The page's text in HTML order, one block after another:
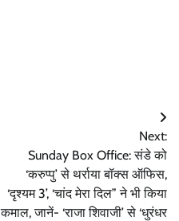
Next:
Sunday Box Office: संडे को
‘करुप्पु’ से थर्राया बॉक्स ऑफिस,
‘दृश्यम 3’, ‘चांद मेरा दिल” ने भी किया
कमाल, जानें- ‘राजा शिवाजी’ से ‘धुरंधर